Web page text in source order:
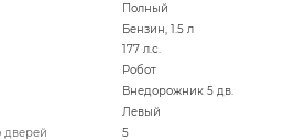
Полный
Бензин, 1.5 л
177 л.с.
Робот
Внедорожник 5 дв.
Левый
дверей
5